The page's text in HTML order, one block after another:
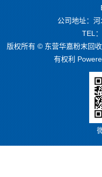
公司地址：
TEL
版权所有 © 东营华嘉粉末回
有权利